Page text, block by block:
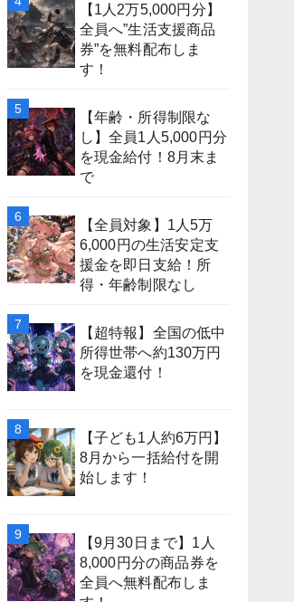
【1人2万5,000円分】
全員へ”生活支援商品
券”を無料配布しま
す！
【年齢・所得制限な
し】全員1人5,000円分
を現金給付！8月末ま
で
【全員対象】1人5万
6,000円の生活安定支
援金を即日支給！所
得・年齢制限なし
【超特報】全国の低中
所得世帯へ約130万円
を現金還付！
【子ども1人約6万円】
8月から一括給付を開
始します！
【9月30日まで】1人
8,000円分の商品券を
全員へ無料配布しま